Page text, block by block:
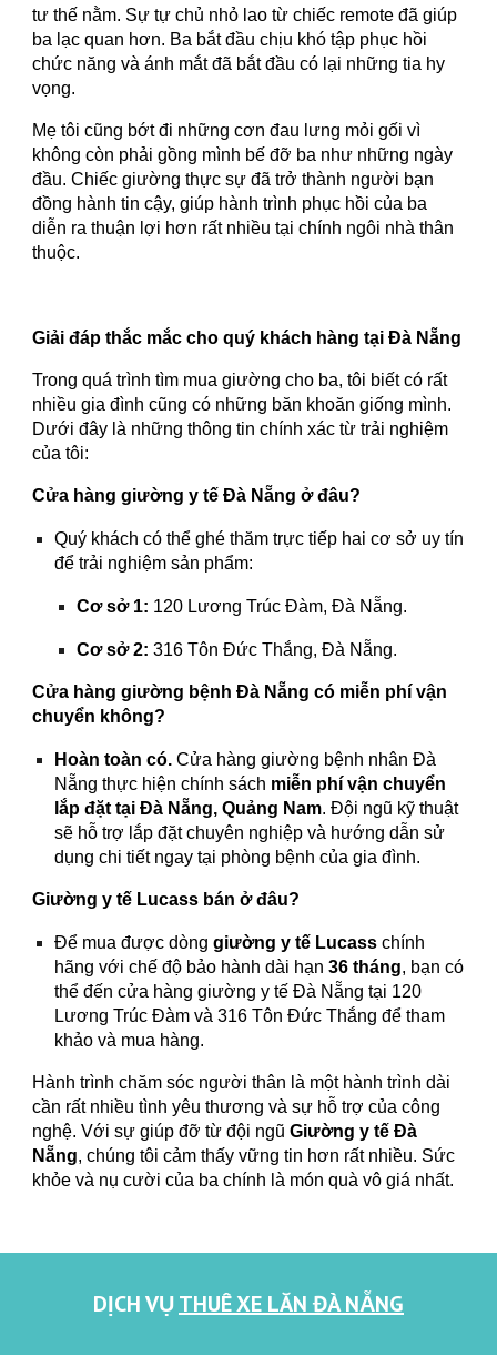
tư thế nằm. Sự tự chủ nhỏ lao từ chiếc remote đã giúp
ba lạc quan hơn. Ba bắt đầu chịu khó tập phục hồi
chức năng và ánh mắt đã bắt đầu có lại những tia hy
vọng.
Mẹ tôi cũng bớt đi những cơn đau lưng mỏi gối vì
không còn phải gồng mình bế đỡ ba như những ngày
đầu. Chiếc giường thực sự đã trở thành người bạn
đồng hành tin cậy, giúp hành trình phục hồi của ba
diễn ra thuận lợi hơn rất nhiều tại chính ngôi nhà thân
thuộc.
Giải đáp thắc mắc cho quý khách hàng tại Đà Nẵng
Trong quá trình tìm mua giường cho ba, tôi biết có rất
nhiều gia đình cũng có những băn khoăn giống mình.
Dưới đây là những thông tin chính xác từ trải nghiệm
của tôi:
Cửa hàng giường y tế Đà Nẵng ở đâu?
Quý khách có thể ghé thăm trực tiếp hai cơ sở uy tín
để trải nghiệm sản phẩm:
Cơ sở 1: 120 Lương Trúc Đàm, Đà Nẵng.
Cơ sở 2: 316 Tôn Đức Thắng, Đà Nẵng.
Cửa hàng giường bệnh Đà Nẵng có miễn phí vận
chuyển không?
Hoàn toàn có. Cửa hàng giường bệnh nhân Đà
Nẵng thực hiện chính sách miễn phí vận chuyển
lắp đặt tại Đà Nẵng, Quảng Nam. Đội ngũ kỹ thuật
sẽ hỗ trợ lắp đặt chuyên nghiệp và hướng dẫn sử
dụng chi tiết ngay tại phòng bệnh của gia đình.
Giường y tế Lucass bán ở đâu?
Để mua được dònggiường y tế Lucass chính
hãng với chế độ bảo hành dài hạn36 tháng, bạn có
thể đến cửa hàng giường y tế Đà Nẵng tại 120
Lương Trúc Đàm và 316 Tôn Đức Thắng để tham
khảo và mua hàng.
Hành trình chăm sóc người thân là một hành trình dài
cần rất nhiều tình yêu thương và sự hỗ trợ của công
nghệ. Với sự giúp đỡ từ đội ngũGiường y tế Đà
Nẵng, chúng tôi cảm thấy vững tin hơn rất nhiều. Sức
khỏe và nụ cười của ba chính là món quà vô giá nhất.
DỊCH VỤTHUÊ XE LĂN ĐÀ NẴNG